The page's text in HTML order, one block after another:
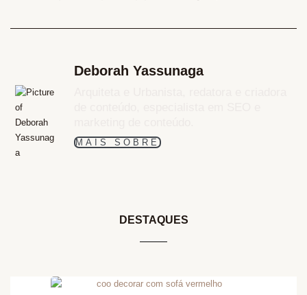
Deborah Yassunaga
MAIS SOBRE
DESTAQUES